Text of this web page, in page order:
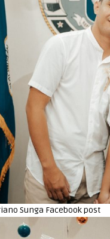
Sunga Facebook post